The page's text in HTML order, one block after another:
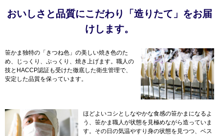
おいしさと品質にこだわり「造りたて」をお届
けします。
笹かま独特の「きつね色」の美しい焼き色のた
め、じっくり、ぷっくり、焼き上げます。職人の
技とHACCP認証も受けた徹底した衛生管理で、
安定した品質を保っています。
ほどよいコシとしなやかな食感の笹かまになるよ
う、笹かま職人が状態を見極めながら造っていま
す。その日の気温やすり身の状態を見つつ、ベス